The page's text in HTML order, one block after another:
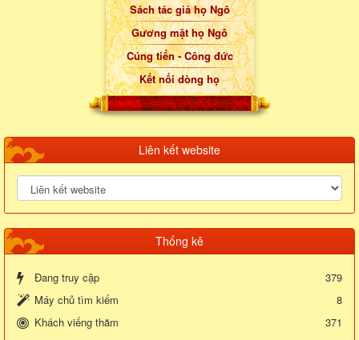
Sách tác giả họ Ngô
Gương mặt họ Ngô
Cúng tiến - Công đức
Kết nối dòng họ
Liên kết website
Thống kê
Đang truy cập
379
Máy chủ tìm kiếm
8
Khách viếng thăm
371